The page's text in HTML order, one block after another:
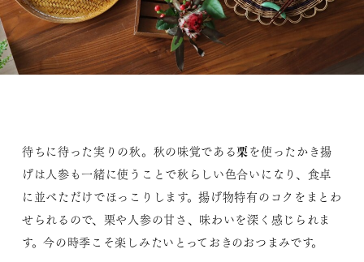
待ちに待った実りの秋。秋の味覚である栗を使ったかき揚
げは人参も一緒に使うことで秋らしい色合いになり、食卓
に並べただけでほっこりします。揚げ物特有のコクをまとわ
せられるので、栗や人参の甘さ、味わいを深く感じられま
す。今の時季こそ楽しみたいとっておきのおつまみです。